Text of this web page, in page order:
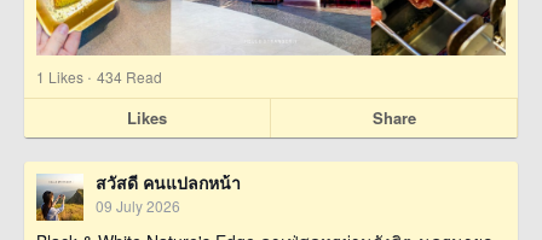
1 Likes · 434 Read
Likes Share
สวัสดี คนแปลกหน้า
09 July 2026